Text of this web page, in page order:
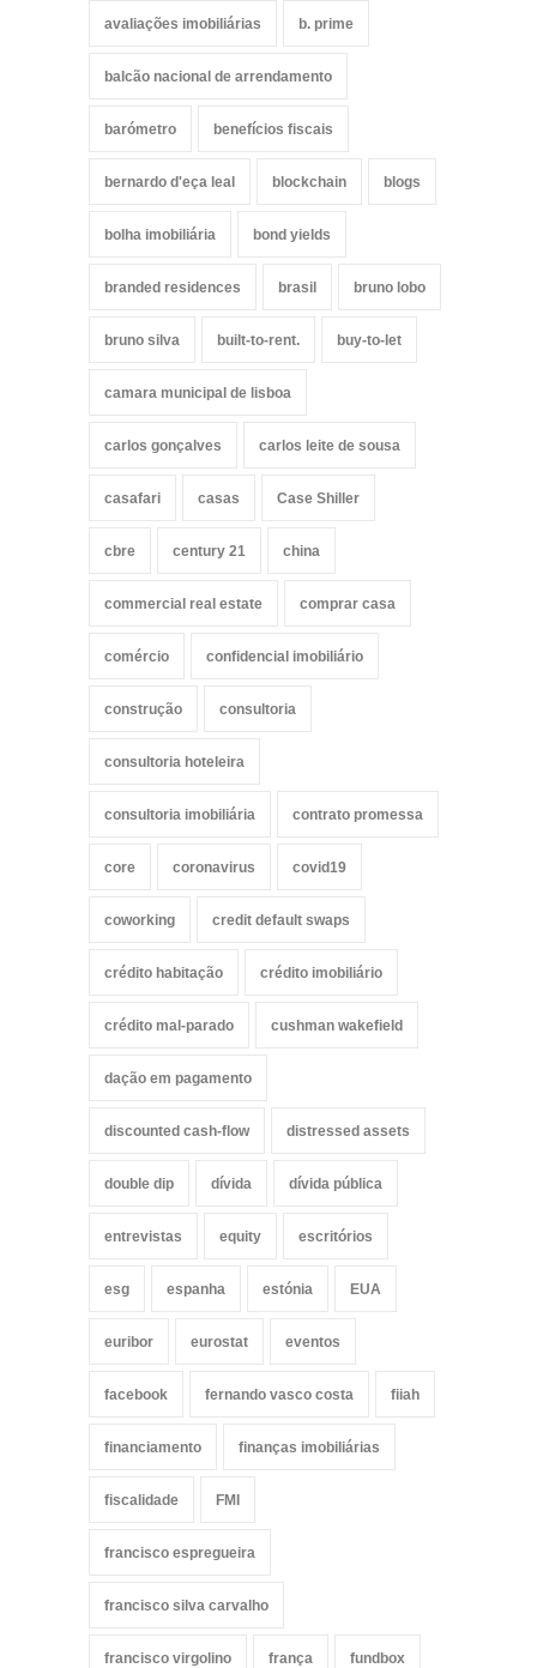
avaliações imobiliárias b. prime
balcão nacional de arrendamento
barómetro benefícios fiscais
bernardo d'eça leal blockchain blogs
bolha imobiliária bond yields
branded residences brasil bruno lobo
bruno silva built-to-rent. buy-to-let
camara municipal de lisboa
carlos gonçalves carlos leite de sousa
casafari casas Case Shiller
cbre century 21 china
commercial real estate comprar casa
comércio confidencial imobiliário
construção consultoria
consultoria hoteleira
consultoria imobiliária contrato promessa
core coronavirus covid19
coworking credit default swaps
crédito habitação crédito imobiliário
crédito mal-parado cushman wakefield
dação em pagamento
discounted cash-flow distressed assets
double dip dívida dívida pública
entrevistas equity escritórios
esg espanha estónia EUA
euribor eurostat eventos
facebook fernando vasco costa fiiah
financiamento finanças imobiliárias
fiscalidade FMI
francisco espregueira
francisco silva carvalho
francisco virgolino frança fundbox